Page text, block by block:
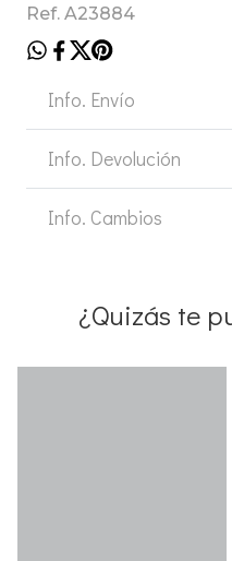
Ref. A23884
Info. Envío
Info. Devolución
Info. Cambios
¿Quizás te